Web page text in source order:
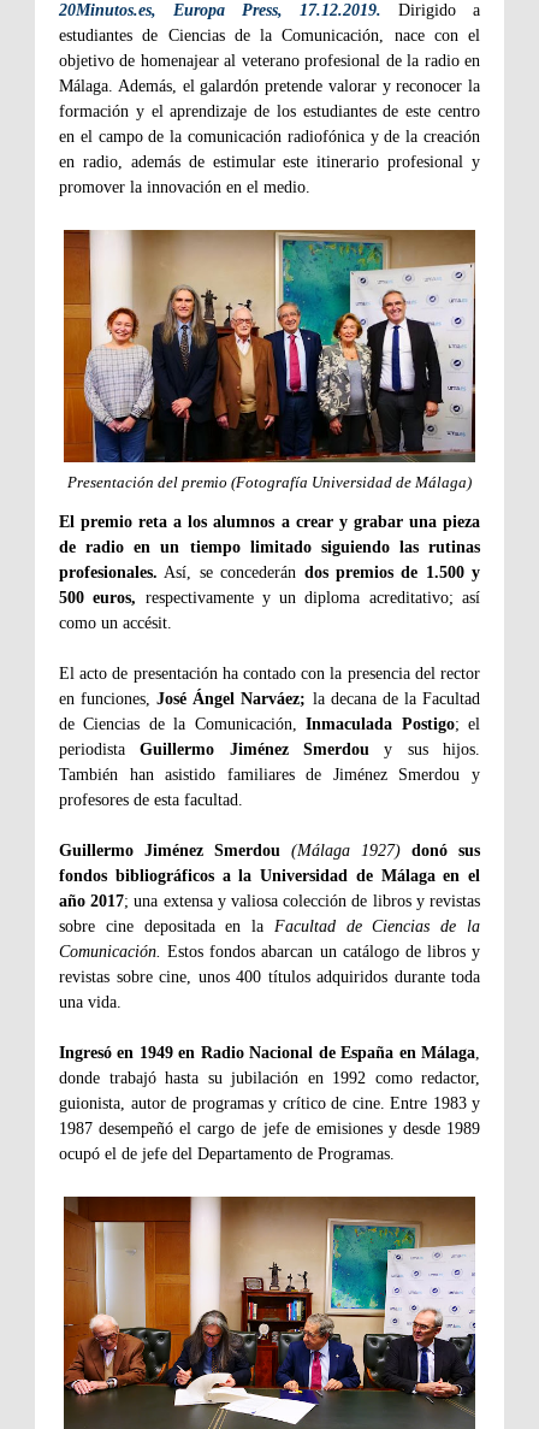
20Minutos.es, Europa Press, 17.12.2019. Dirigido a
estudiantes de Ciencias de la Comunicación, nace con el
objetivo de homenajear al veterano profesional de la radio en
Málaga. Además, el galardón pretende valorar y reconocer la
formación y el aprendizaje de los estudiantes de este centro
en el campo de la comunicación radiofónica y de la creación
en radio, además de estimular este itinerario profesional y
promover la innovación en el medio.
Presentación del premio (Fotografía Universidad de Málaga)
El premio reta a los alumnos a crear y grabar una pieza
de radio en un tiempo limitado siguiendo las rutinas
profesionales. Así, se concederán dos premios de 1.500 y
500 euros, respectivamente y un diploma acreditativo; así
como un accésit.
El acto de presentación ha contado con la presencia del rector
en funciones,José Ángel Narváez; la decana de la Facultad
de Ciencias de la Comunicación,Inmaculada Postigo; el
periodistaGuillermo Jiménez Smerdou y sus hijos.
También han asistido familiares de Jiménez Smerdou y
profesores de esta facultad.
Guillermo Jiménez Smerdou (Málaga 1927) donó sus
fondos bibliográficos a la Universidad de Málaga en el
año 2017; una extensa y valiosa colección de libros y revistas
sobre cine depositada en la Facultad de Ciencias de la
Comunicación.Estos fondos abarcan un catálogo de libros y
revistas sobre cine, unos 400 títulos adquiridos durante toda
una vida.
Ingresó en 1949 en Radio Nacional de España en Málaga,
donde trabajó hasta su jubilación en 1992 como redactor,
guionista, autor de programas y crítico de cine. Entre 1983 y
1987 desempeñó el cargo de jefe de emisiones y desde 1989
ocupó el de jefe del Departamento de Programas.